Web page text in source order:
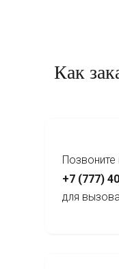
Как
+7 (777)
для